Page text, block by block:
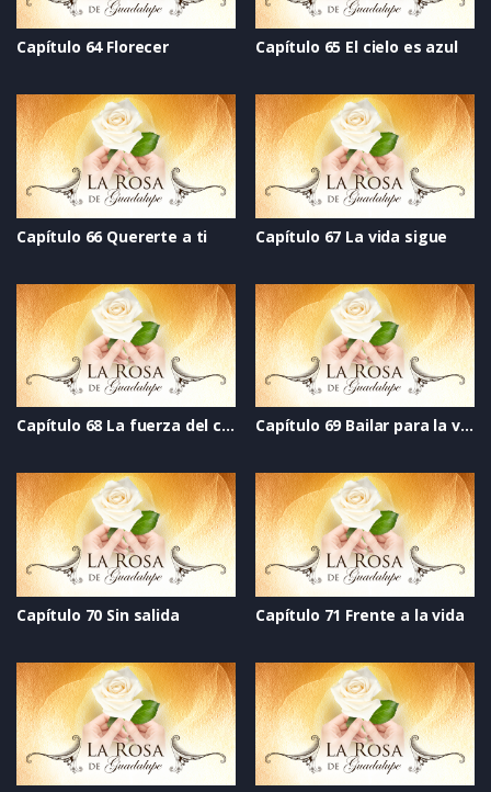
Capítulo 64 Florecer Capítulo 65 El cielo es azul
Capítulo 66 Quererte a ti Capítulo 67 La vida sigue
Capítulo 68 La fuerza del corazón Capítulo 69 Bailar para la vida
Capítulo 70 Sin salida Capítulo 71 Frente a la vida